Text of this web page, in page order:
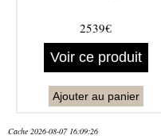
2539€
Voir ce produit
Ajouter au panier
Cache 2026-08-07 16:09:26